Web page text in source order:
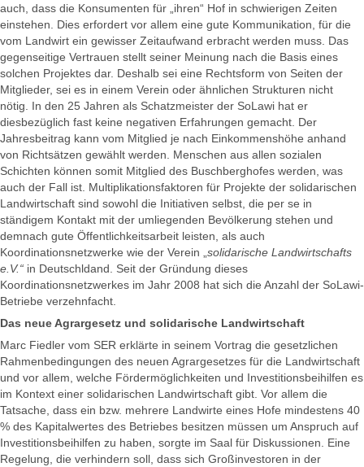
auch, dass die Konsumenten für „ihren“ Hof in schwierigen Zeiten
einstehen. Dies erfordert vor allem eine gute Kommunikation, für die
vom Landwirt ein gewisser Zeitaufwand erbracht werden muss. Das
gegenseitige Vertrauen stellt seiner Meinung nach die Basis eines
solchen Projektes dar. Deshalb sei eine Rechtsform von Seiten der
Mitglieder, sei es in einem Verein oder ähnlichen Strukturen nicht
nötig. In den 25 Jahren als Schatzmeister der SoLawi hat er
diesbezüglich fast keine negativen Erfahrungen gemacht. Der
Jahresbeitrag kann vom Mitglied je nach Einkommenshöhe anhand
von Richtsätzen gewählt werden. Menschen aus allen sozialen
Schichten können somit Mitglied des Buschberghofes werden, was
auch der Fall ist. Multiplikationsfaktoren für Projekte der solidarischen
Landwirtschaft sind sowohl die Initiativen selbst, die per se in
ständigem Kontakt mit der umliegenden Bevölkerung stehen und
demnach gute Öffentlichkeitsarbeit leisten, als auch
Koordinationsnetzwerke wie der Verein „solidarische Landwirtschafts
e.V.“ in Deutschldand. Seit der Gründung dieses
Koordinationsnetzwerkes im Jahr 2008 hat sich die Anzahl der SoLawi-
Betriebe verzehnfacht.
Das neue Agrargesetz und solidarische Landwirtschaft
Marc Fiedler vom SER erklärte in seinem Vortrag die gesetzlichen
Rahmenbedingungen des neuen Agrargesetzes für die Landwirtschaft
und vor allem, welche Fördermöglichkeiten und Investitionsbeihilfen es
im Kontext einer solidarischen Landwirtschaft gibt. Vor allem die
Tatsache, dass ein bzw. mehrere Landwirte eines Hofe mindestens 40
% des Kapitalwertes des Betriebes besitzen müssen um Anspruch auf
Investitionsbeihilfen zu haben, sorgte im Saal für Diskussionen. Eine
Regelung, die verhindern soll, dass sich Großinvestoren in der